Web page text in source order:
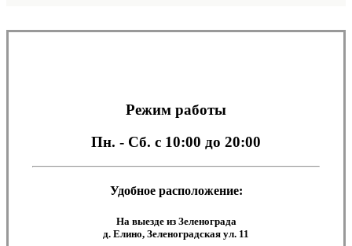
Режим работы
Пн. - Сб. с 10:00 до 20:00
Удобное расположение:
На выезде из Зеленограда
д. Елино, Зеленоградская ул. 11